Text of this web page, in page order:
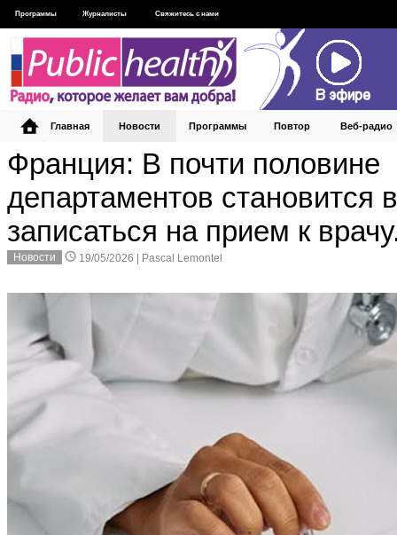
Франция: В почти половине
департаментов становится
записаться на прием к
Новости 19/05/2026 | Pascal Lemontel
Программы Журналисты Свяжитесь с нами
Главная Новости Программы Повтор Веб‑радио